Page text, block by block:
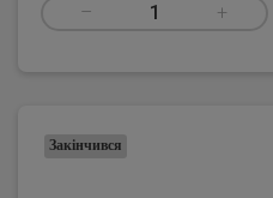
– 1 +
Закінчився